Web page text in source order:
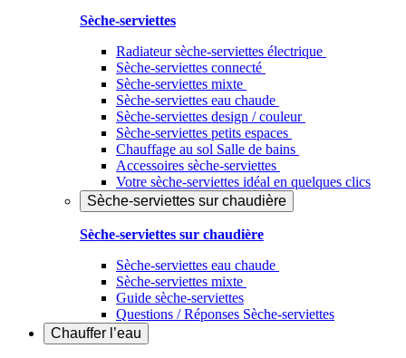
Sèche-serviettes
Radiateur sèche-serviettes électrique
Sèche-serviettes connecté
Sèche-serviettes mixte
Sèche-serviettes eau chaude
Sèche-serviettes design / couleur
Sèche-serviettes petits espaces
Chauffage au sol Salle de bains
Accessoires sèche-serviettes
Votre sèche-serviettes idéal en quelques clics
Sèche-serviettes sur chaudière
Sèche-serviettes sur chaudière
Sèche-serviettes eau chaude
Sèche-serviettes mixte
Guide sèche-serviettes
Questions / Réponses Sèche-serviettes
Chauffer l’eau